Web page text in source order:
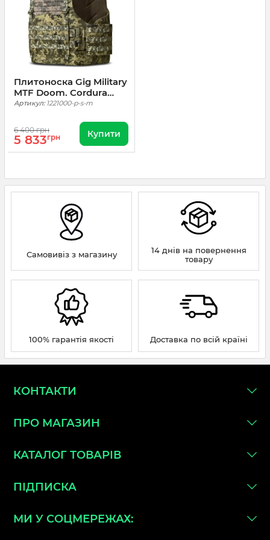
Плитоноска Gig Military
MTF Doom. Cordura
1000. Піксель (mm14)
Артикул: 1221000-p-s-m
6 400 грн
5 833грн Купити
Самовивіз з магазину
14 днів на повернення
товару
100% гарантія якості Доставка по всій країні
КОНТАКТИ
ПРО МАГАЗИН
КАТАЛОГ ТОВАРІВ
ПІДПИСКА
МИ У СОЦМЕРЕЖАХ: